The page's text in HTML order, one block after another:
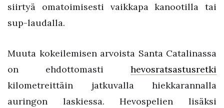
siirtyä omatoimisesti vaikkapa kanootilla tai
sup-laudalla.
Muuta kokeilemisen arvoista Santa Catalinassa
on ehdottomasti hevosratsastusretki
kilometreittäin jatkuvalla hiekkarannalla
auringon laskiessa. Hevospelien lisäksi